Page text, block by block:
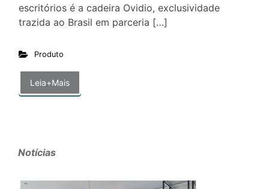
escritórios é a cadeira Ovidio, exclusividade
trazida ao Brasil em parceria […]
Produto
Leia+Mais
Notícias